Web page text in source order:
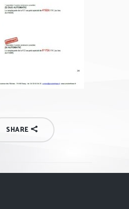
SHARE